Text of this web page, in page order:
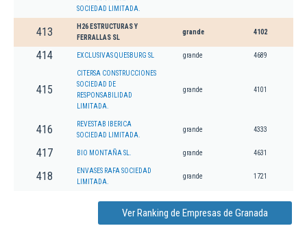
SOCIEDAD LIMITADA.
413
H26 ESTRUCTURAS Y
FERRALLAS SL
grande 4102
414 EXCLUSIVAS QUESBURG SL grande 4689
415
CITERSA CONSTRUCCIONES
SOCIEDAD DE
RESPONSABILIDAD
LIMITADA.
grande 4101
416
REVESTAB IBERICA
SOCIEDAD LIMITADA.
grande 4333
417 BIO MONTAÑA SL. grande 4631
418
ENVASES RAFA SOCIEDAD
LIMITADA.
grande 1721
Ver Ranking de Empresas de Granada